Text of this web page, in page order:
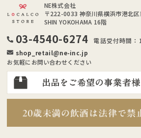
NE株式会社
〒222-0033 神奈川県横浜市港北
SHIN YOKOHAMA 16階
03-4540-6274
電話受付時間
shop_retail@ne-inc.jp
お気軽にお問い合わせください